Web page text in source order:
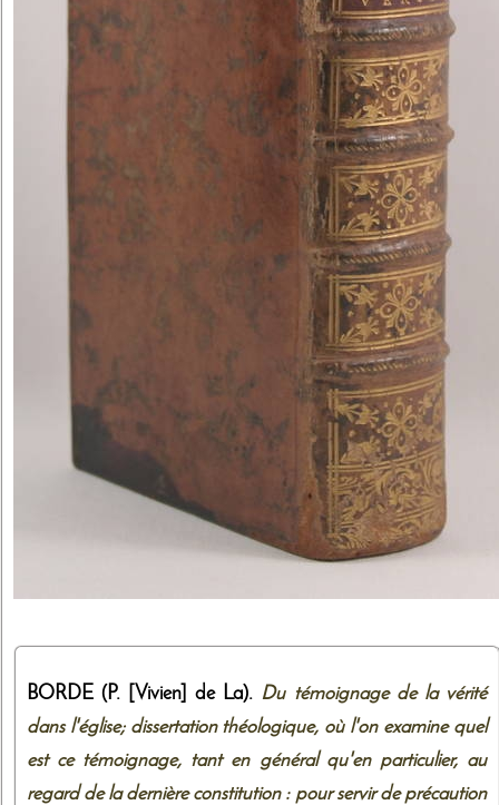
BORDE (P. [Vivien] de La). Du témoignage de la vérité
dans l'église; dissertation théologique, où l'on examine quel
est ce témoignage, tant en général qu'en particulier, au
regard de la dernière constitution : pour servir de précaution